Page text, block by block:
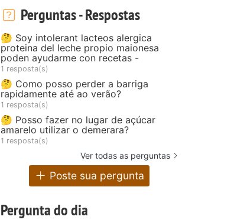
Perguntas - Respostas
🤔 Soy intolerant lacteos alergica
proteina del leche propio maionesa
poden ayudarme con recetas -
1 resposta(s)
🤔 Como posso perder a barriga
rapidamente até ao verão?
1 resposta(s)
🤔 Posso fazer no lugar de açúcar
amarelo utilizar o demerara?
1 resposta(s)
Ver todas as perguntas
Poste sua pergunta
Pergunta do dia